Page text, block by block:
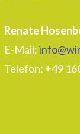
Renate
E-Mail:
Telefon: ‭+49